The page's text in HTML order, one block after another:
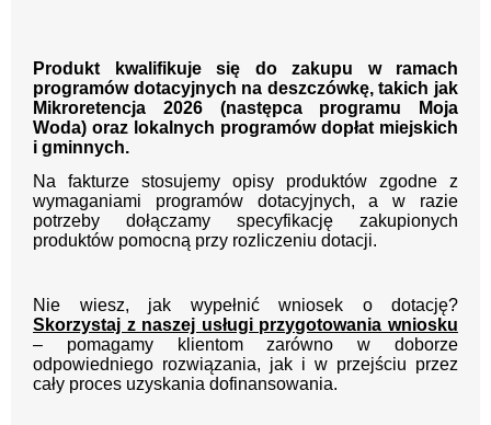
Produkt kwalifikuje się do zakupu w ramach
programów dotacyjnych na deszczówkę, takich jak
Mikroretencja 2026 (następca programu Moja
Woda) oraz lokalnych programów dopłat miejskich
i gminnych.
Na fakturze stosujemy opisy produktów zgodne z
wymaganiami programów dotacyjnych, a w razie
potrzeby dołączamy specyfikację zakupionych
produktów pomocną przy rozliczeniu dotacji.
Nie wiesz, jak wypełnić wniosek o dotację?
Skorzystaj z naszej usługi przygotowania wniosku
– pomagamy klientom zarówno w doborze
odpowiedniego rozwiązania, jak i w przejściu przez
cały proces uzyskania dofinansowania.